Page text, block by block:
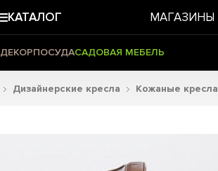
КАТАЛОГ МАГАЗИНЫ
ДЕКОРПОСУДАСАДОВАЯ МЕБЕЛЬ
Дизайнерские кресла Кожаные кресла